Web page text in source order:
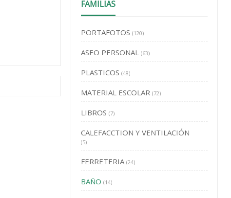
FAMILIAS
PORTAFOTOS (120)
ASEO PERSONAL (63)
PLASTICOS (48)
MATERIAL ESCOLAR (72)
LIBROS (7)
CALEFACCTION Y VENTILACIÓN
(5)
FERRETERIA (24)
BAÑO (14)